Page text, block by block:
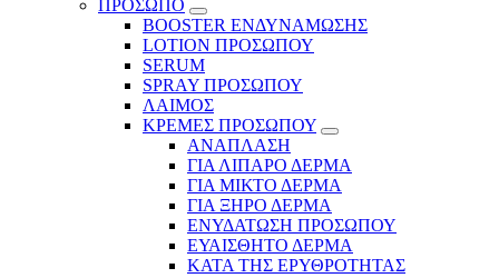
ΠΡΟΣΩΠΟ
BOOSTER ΕΝΔΥΝΑΜΩΣΗΣ
LOTION ΠΡΟΣΩΠΟΥ
SERUM
SPRAY ΠΡΟΣΩΠΟΥ
ΛΑΙΜΟΣ
ΚΡΕΜΕΣ ΠΡΟΣΩΠΟΥ
ΑΝΑΠΛΑΣΗ
ΓΙΑ ΛΙΠΑΡΟ ΔΕΡΜΑ
ΓΙΑ ΜΙΚΤΟ ΔΕΡΜΑ
ΓΙΑ ΞΗΡΟ ΔΕΡΜΑ
ΕΝΥΔΑΤΩΣΗ ΠΡΟΣΩΠΟΥ
ΕΥΑΙΣΘΗΤΟ ΔΕΡΜΑ
ΚΑΤΑ ΤΗΣ ΕΡΥΘΡΟΤΗΤΑΣ